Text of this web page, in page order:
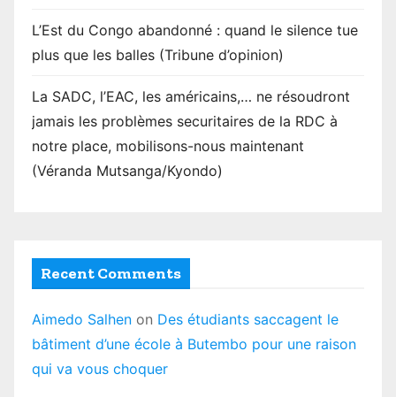
L’Est du Congo abandonné : quand le silence tue
plus que les balles (Tribune d’opinion)
La SADC, l’EAC, les américains,… ne résoudront
jamais les problèmes securitaires de la RDC à
notre place, mobilisons-nous maintenant
(Véranda Mutsanga/Kyondo)
Recent Comments
Aimedo Salhen on Des étudiants saccagent le
bâtiment d’une école à Butembo pour une raison
qui va vous choquer